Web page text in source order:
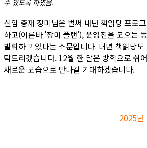
수 있도록 하였음.
신임 총재 장미님은 벌써 내년 책읽당 프로
하고(이른바 '장미 플랜'), 운영진을 모으는
발휘하고 있다는 소문입니다. 내년 책읽당
탁드리겠습니다. 12월 한 달은 방학으로 쉬
새로운 모습으로 만나길 기대하겠습니다.
2025년